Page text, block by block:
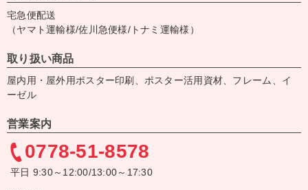
宅急便配送
（ヤマト運輸様/佐川急便様/トナミ運輸様）
取り扱い商品
屋内用・屋外用ポスター印刷、ポスター活用資材、フレーム、イ
ーゼル
営業案内
0778-51-8578
平日 9:30～12:00/13:00～17:30